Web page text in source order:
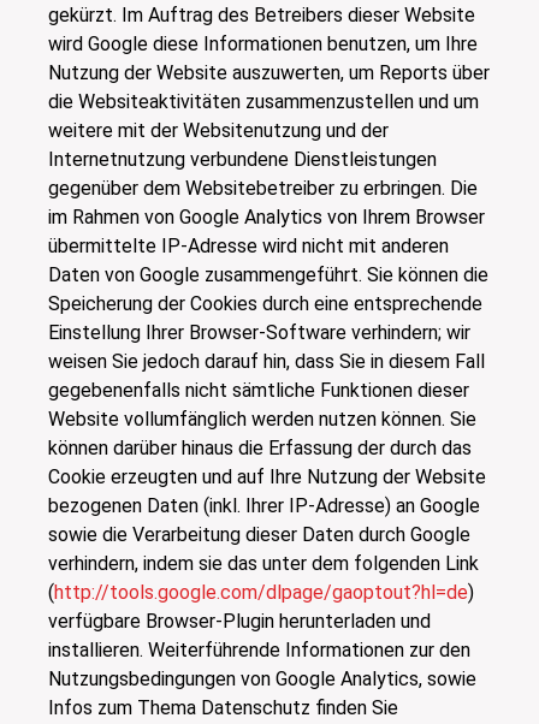
gekürzt. Im Auftrag des Betreibers dieser Website
wird Google diese Informationen benutzen, um Ihre
Nutzung der Website auszuwerten, um Reports über
die Websiteaktivitäten zusammenzustellen und um
weitere mit der Websitenutzung und der
Internetnutzung verbundene Dienstleistungen
gegenüber dem Websitebetreiber zu erbringen. Die
im Rahmen von Google Analytics von Ihrem Browser
übermittelte IP-Adresse wird nicht mit anderen
Daten von Google zusammengeführt. Sie können die
Speicherung der Cookies durch eine entsprechende
Einstellung Ihrer Browser-Software verhindern; wir
weisen Sie jedoch darauf hin, dass Sie in diesem Fall
gegebenenfalls nicht sämtliche Funktionen dieser
Website vollumfänglich werden nutzen können. Sie
können darüber hinaus die Erfassung der durch das
Cookie erzeugten und auf Ihre Nutzung der Website
bezogenen Daten (inkl. Ihrer IP-Adresse) an Google
sowie die Verarbeitung dieser Daten durch Google
verhindern, indem sie das unter dem folgenden Link
(http://tools.google.com/dlpage/gaoptout?hl=de)
verfügbare Browser-Plugin herunterladen und
installieren. Weiterführende Informationen zur den
Nutzungsbedingungen von Google Analytics, sowie
Infos zum Thema Datenschutz finden Sie